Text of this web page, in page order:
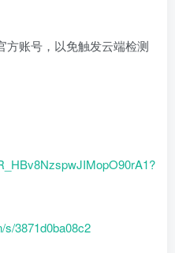
方账号，以免触发云端检测
s/3871d0ba08c2